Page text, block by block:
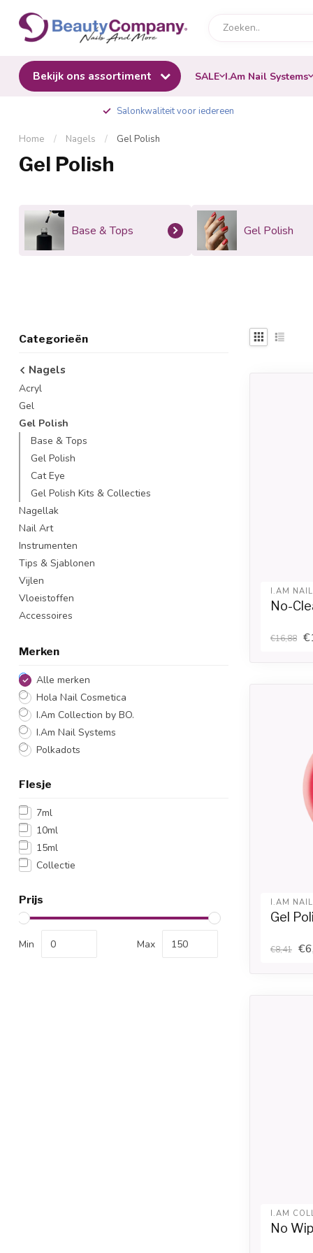
Bekijk ons assortiment SALE I.Am Nail Systems
Salonkwaliteit voor iedereen
Home / Nagels / Gel Polish
Gel Polish
Base & Tops Gel Polish
Categorieën
Nagels
Acryl
Gel
Gel Polish
Base & Tops
Gel Polish
Cat Eye
Gel Polish Kits & Collecties
Nagellak
Nail Art
Instrumenten
Tips & Sjablonen
Vijlen
Vloeistoffen
Accessoires
Merken
Alle merken
Hola Nail Cosmetica
I.Am Collection by BO.
I.Am Nail Systems
Polkadots
Flesje
7ml
10ml
15ml
Collectie
Prijs
Min Max
I.AM
No-
€16,88
I.AM
Gel
€8,41
I.AM
No